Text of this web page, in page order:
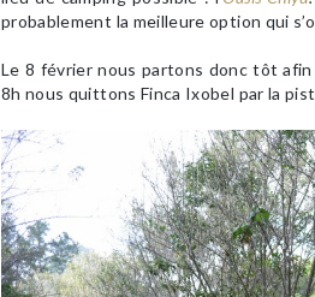
probablement la meilleure option qui
Le 8 février nous partons donc tôt
8h nous quittons Finca Ixobel par la